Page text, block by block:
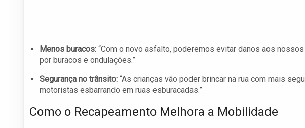
Menos buracos: “Com o novo asfalto, poderemos evitar danos aos
por buracos e ondulações.”
Segurança no trânsito: “As crianças vão poder brincar na rua com mais
motoristas esbarrando em ruas esburacadas.”
Como o Recapeamento Melhora a Mobilidade